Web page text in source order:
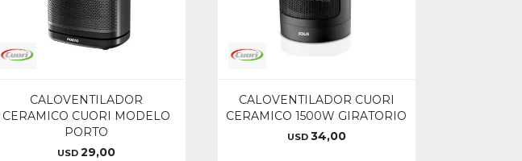
CALOVENTILADOR
CERAMICO CUORI MODELO
PORTO
USD 29,00
CALOVENTILADOR CUORI
CERAMICO 1500W GIRATORIO
USD 34,00